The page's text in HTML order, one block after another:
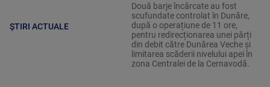
ȘTIRI ACTUALE
Două barje încărcate au fost
scufundate controlat în Dunăre,
după o operațiune de 11 ore,
pentru redirecționarea unei părți
din debit către Dunărea Veche și
limitarea scăderii nivelului apei în
zona Centralei de la Cernavodă.